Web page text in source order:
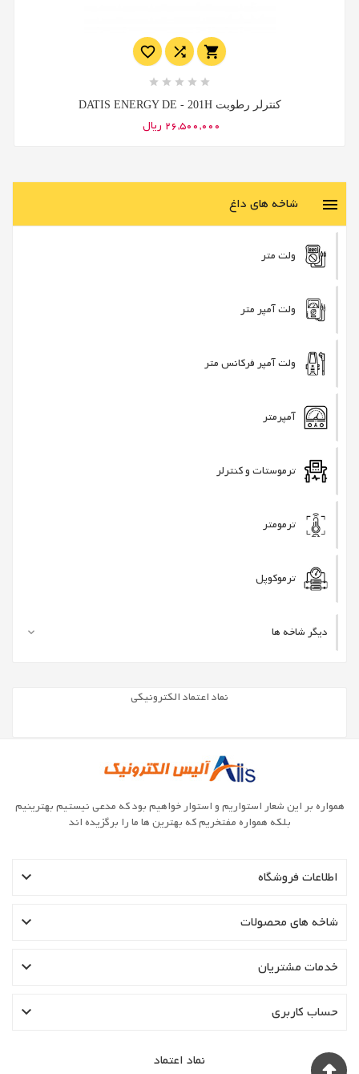



    
کنترلر رطوبت DATIS ENERGY DE - 201H
26,500,000 ریال
شاخه های داغ 
ولت متر
ولت آمپر متر
ولت آمپر فرکانس متر
آمپرمتر
ترموستات و کنترلر
ترمومتر
ترموکوپل
دیگر شاخه ها 
نماد اعتماد الکترونیکی
همواره بر این شعار استواریم و استوار خواهیم بود که مدعی نیستیم بهترینیم
بلکه همواره مفتخریم که بهترین ها ما را برگزیده اند
اطلاعات فروشگاه 
شاخه های محصولات 
خدمات مشتریان 
حساب کاربری 
نماد اعتماد